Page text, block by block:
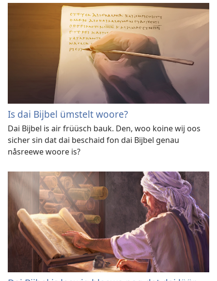
Is dai Bijbel ümstelt woore?
Dai Bijbel is air früüsch bauk. Den, woo koine wij oos
sicher sin dat dai beschaid fon dai Bijbel genau
nåsreewe woore is?